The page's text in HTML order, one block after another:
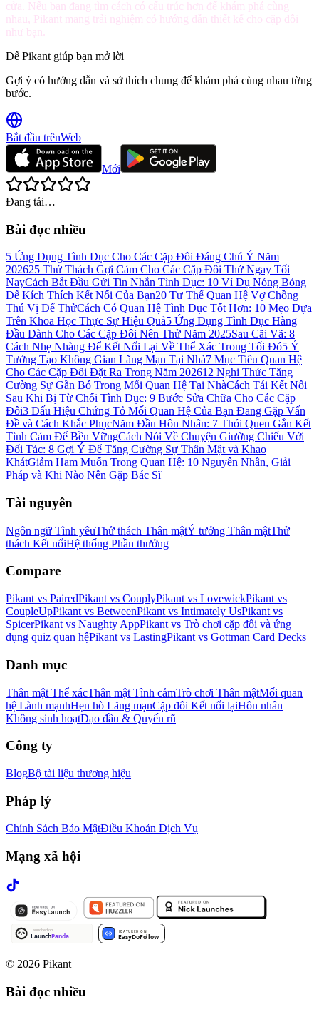
cửa. Nếu bạn đang tìm cách có cấu trúc hơn để khám phá cùng
nhau, Pikant mang trải nghiệm có hướng dẫn thiết kế cho cặp đôi
như bạn.
Để Pikant giúp bạn mở lời
Gợi ý có hướng dẫn và sở thích chung để khám phá cùng nhau từng
bước.
Bắt đầu trênWeb
Mới
Đang tải…
Bài đọc nhiều
5 Ứng Dụng Tình Dục Cho Các Cặp Đôi Đáng Chú Ý Năm
202625 Thử Thách Gợi Cảm Cho Các Cặp Đôi Thử Ngay Tối
NayCách Bắt Đầu Gửi Tin Nhắn Tình Dục: 10 Ví Dụ Nóng Bỏng
Để Kích Thích Kết Nối Của Bạn20 Tư Thế Quan Hệ Vợ Chồng
Thú Vị Để ThửCách Có Quan Hệ Tình Dục Tốt Hơn: 10 Mẹo Dựa
Trên Khoa Học Thực Sự Hiệu Quả5 Ứng Dụng Tình Dục Hàng
Đầu Dành Cho Các Cặp Đôi Nên Thử Năm 2025Sau Cãi Vã: 8
Cách Nhẹ Nhàng Để Kết Nối Lại Về Thể Xác Trong Tối Đó5 Ý
Tưởng Tạo Không Gian Lãng Mạn Tại Nhà7 Mục Tiêu Quan Hệ
Cho Các Cặp Đôi Đặt Ra Trong Năm 202612 Nghi Thức Tăng
Cường Sự Gắn Bó Trong Mối Quan Hệ Tại NhàCách Tái Kết Nối
Sau Khi Bị Từ Chối Tình Dục: 9 Bước Sửa Chữa Cho Các Cặp
Đôi3 Dấu Hiệu Chứng Tỏ Mối Quan Hệ Của Bạn Đang Gặp Vấn
Đề và Cách Khắc PhụcNăm Đầu Hôn Nhân: 7 Thói Quen Gắn Kết
Tình Cảm Để Bền VữngCách Nói Về Chuyện Giường Chiếu Với
Đối Tác: 8 Gợi Ý Để Tăng Cường Sự Thân Mật và Khao
KhátGiảm Ham Muốn Trong Quan Hệ: 10 Nguyên Nhân, Giải
Pháp và Khi Nào Nên Gặp Bác Sĩ
Tài nguyên
Ngôn ngữ Tình yêuThử thách Thân mậtÝ tưởng Thân mậtThử
thách Kết nốiHệ thống Phần thưởng
Compare
Pikant vs PairedPikant vs CouplyPikant vs LovewickPikant vs
CoupleUpPikant vs BetweenPikant vs Intimately UsPikant vs
SpicerPikant vs Naughty AppPikant vs Trò chơi cặp đôi và ứng
dụng quiz quan hệPikant vs LastingPikant vs Gottman Card Decks
Danh mục
Thân mật Thể xácThân mật Tình cảmTrò chơi Thân mậtMối quan
hệ Lành mạnhHẹn hò Lãng mạnCặp đôi Kết nối lạiHôn nhân
Không sinh hoạtDạo đầu & Quyến rũ
Công ty
BlogBộ tài liệu thương hiệu
Pháp lý
Chính Sách Bảo MậtĐiều Khoản Dịch Vụ
Mạng xã hội
© 2026 Pikant
Bài đọc nhiều